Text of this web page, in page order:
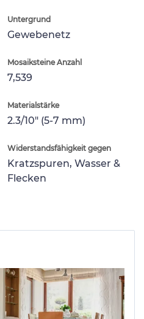
Untergrund
Gewebenetz
Mosaiksteine Anzahl
7,539
Materialstärke
2.3/10" (5-7 mm)
Widerstandsfähigkeit gegen
Kratzspuren, Wasser &
Flecken